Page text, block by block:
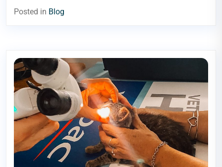
Posted in Blog